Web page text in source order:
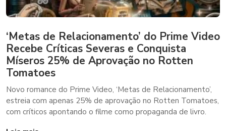
‘Metas de Relacionamento’ do Prime Video
Recebe Críticas Severas e Conquista
Míseros 25% de Aprovação no Rotten
Tomatoes
Novo romance do Prime Video, ‘Metas de Relacionamento’,
estreia com apenas 25% de aprovação no Rotten Tomatoes,
com críticos apontando o filme como propaganda de livro.